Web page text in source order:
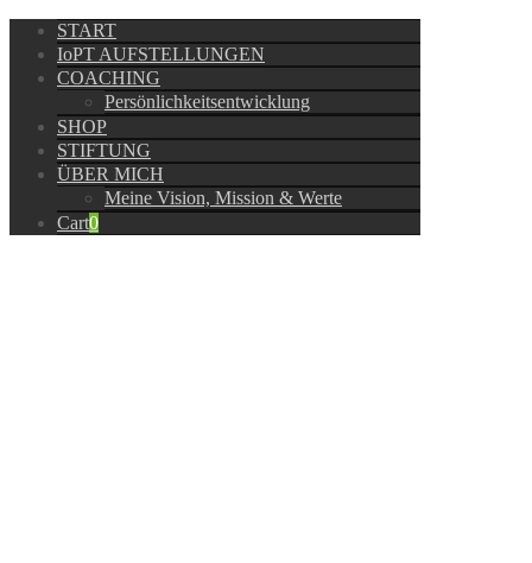
START
IoPT AUFSTELLUNGEN
COACHING
Persönlichkeitsentwicklung
SHOP
STIFTUNG
ÜBER MICH
Meine Vision, Mission & Werte
Cart0